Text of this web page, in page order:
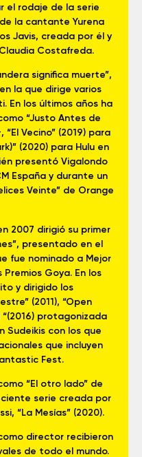
el rodaje de la serie
la cantante Yurena
Javis, creada por él y
Costafreda.
significa muerte”,
la que dirige varios
En los últimos años ha
“Justo Antes de
Vecino” (2019) para
(2020) para Hulu en
presentó Vigalondo
España y durante un
Veinte” de Orange
2007 dirigió su primer
presentado en el
fue nominado a Mejor
Premios Goya. En los
y dirigido los
(2011), “Open
“(2016) protagonizada
Sudeikis con los que
que incluyen
Fest.
“El otro lado” de
serie creada por
“La Mesías” (2020).
director recibieron
de todo el mundo.